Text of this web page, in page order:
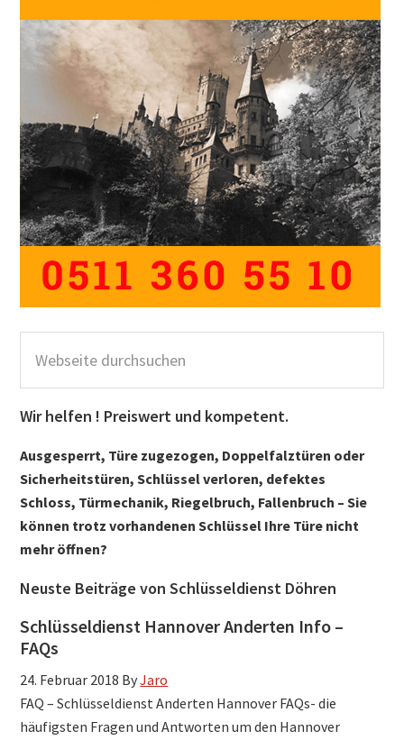
durchsuchen
Wir helfen ! Preiswert und kompetent.
Ausgesperrt, Türe zugezogen, Doppelfalztüren oder
Sicherheitstüren, Schlüssel verloren, defektes
Schloss, Türmechanik, Riegelbruch, Fallenbruch – Sie
können trotz vorhandenen Schlüssel Ihre Türe nicht
mehr öffnen?
Neuste Beiträge von Schlüsseldienst Döhren
Schlüsseldienst Hannover Anderten Info –
FAQs
24. Februar 2018 ByJaro
FAQ – Schlüsseldienst Anderten Hannover FAQs- die
häufigsten Fragen und Antworten um den Hannover